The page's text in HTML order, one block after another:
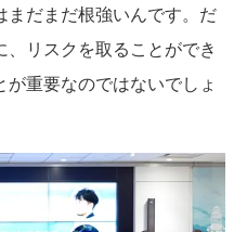
まだまだ根強いんです。だ
リスクを取ることができ
重要なのではないでしょ